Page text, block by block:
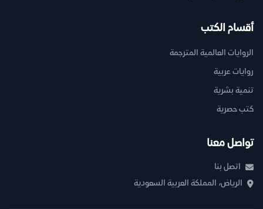
أقسام الكتب
الروايات العالمية المترجمة
روايات عربية
تنمية بشرية
كتب حصرية
تواصل معنا
اتصل بنا
الرياض، المملكة العربية السعودية